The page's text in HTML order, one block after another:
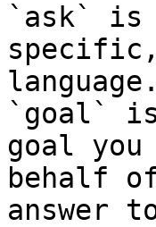
`ask` is
language.
`goal`
goal
behalf
answer